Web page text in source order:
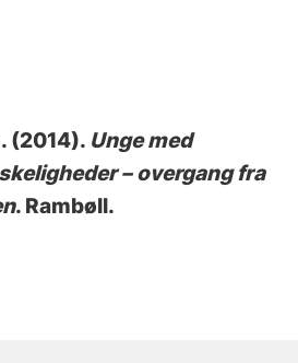
(2014). Unge med
– overgang fra
. Rambøll.